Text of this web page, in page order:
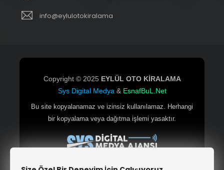
info@eylulotokiralama
Copyright © 2025 EYLÜL OTO KİRALAMA
Sys Digital Medya& EsnafBuL.Net
Bu site kopyalanamaz ve izinsiz kullanılamaz. Herhangi
bir kopyalama veya dağıtma işlemi yasaktır.